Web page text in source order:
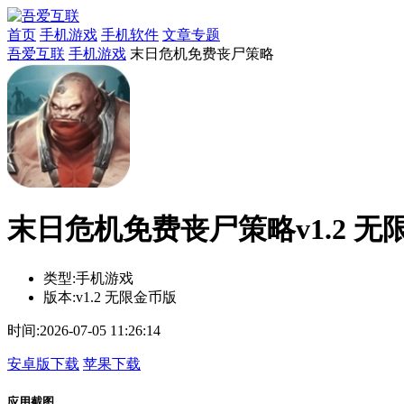
首页 手机游戏 手机软件 文章专题
吾爱互联 手机游戏 末日危机免费丧尸策略
末日危机免费丧尸策略v1.2 无
类型:手机游戏
版本:v1.2 无限金币版
时间:2026-07-05 11:26:14
安卓版下载 苹果下载